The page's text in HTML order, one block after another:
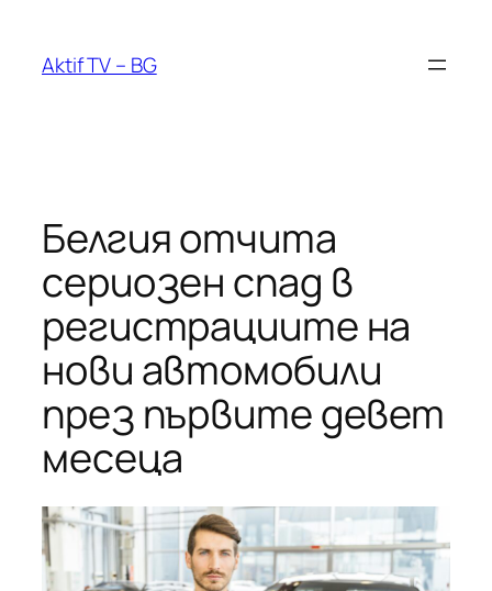
Aktif TV – BG
Белгия отчита
сериозен спад в
регистрациите на
нови автомобили
през първите девет
месеца